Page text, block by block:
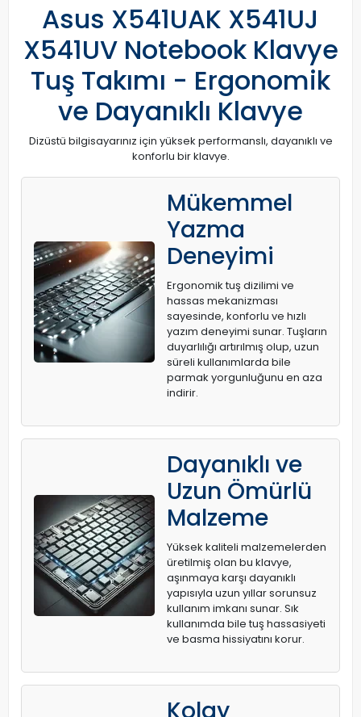
Asus X541UAK X541UJ
X541UV Notebook Klavye
Tuş Takımı - Ergonomik
ve Dayanıklı Klavye
Dizüstü bilgisayarınız için yüksek performanslı, dayanıklı ve
konforlu bir klavye.
Mükemmel
Yazma
Deneyimi
Ergonomik tuş dizilimi ve
hassas mekanizması
sayesinde, konforlu ve hızlı
yazım deneyimi sunar. Tuşların
duyarlılığı artırılmış olup, uzun
süreli kullanımlarda bile
parmak yorgunluğunu en aza
indirir.
Dayanıklı ve
Uzun Ömürlü
Malzeme
Yüksek kaliteli malzemelerden
üretilmiş olan bu klavye,
aşınmaya karşı dayanıklı
yapısıyla uzun yıllar sorunsuz
kullanım imkanı sunar. Sık
kullanımda bile tuş hassasiyeti
ve basma hissiyatını korur.